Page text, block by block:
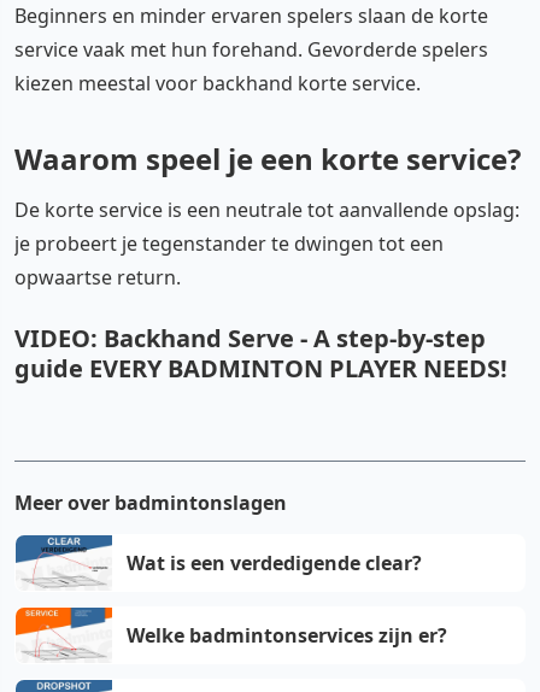
Beginners en minder ervaren spelers slaan de korte
service vaak met hun forehand. Gevorderde spelers
kiezen meestal voor backhand korte service.
Waarom speel je een korte service?
De korte service is een neutrale tot aanvallende opslag:
je probeert je tegenstander te dwingen tot een
opwaartse return.
VIDEO: Backhand Serve - A step-by-step
guide EVERY BADMINTON PLAYER NEEDS!
YouTube video
Cookie-instellingen aanpassen
Meer over badmintonslagen
Wat is een verdedigende clear?
Welke badmintonservices zijn er?